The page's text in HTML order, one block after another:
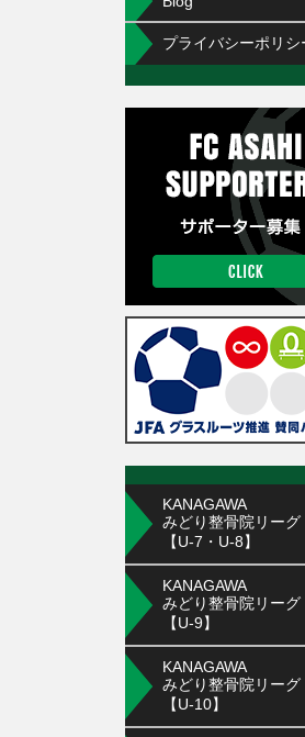
プライバシーポリシ
KANAGAWA
みどり整骨院リーグ
【U-7・U-8】
KANAGAWA
みどり整骨院リーグ
【U-9】
KANAGAWA
みどり整骨院リーグ
【U-10】